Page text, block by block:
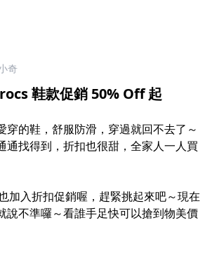
奇
鞋款促銷 50% Off 起
穿的鞋，舒服防滑，穿過就回不去了～
通找得到，折扣也很甜，全家人一人買
加入折扣促銷喔，趕緊挑起來吧～現在
說不準囉～看誰手足快可以搶到物美價